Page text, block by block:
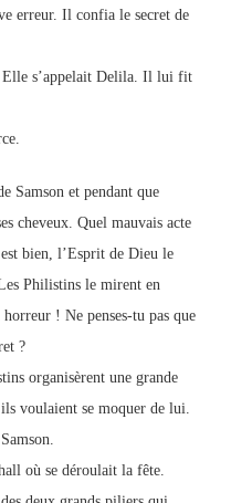
erreur. Il confia le secret de
Elle s’appelait Delila. Il lui fit
Samson et pendant que
cheveux. Quel mauvais acte
bien, l’Esprit de Dieu le
Philistins le mirent en
! Ne penses-tu pas que
?
organisèrent une grande
voulaient se moquer de lui.
où se déroulait la fête.